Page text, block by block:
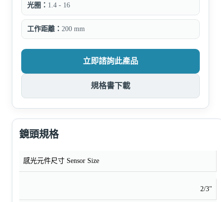
光圈： 1.4 - 16
工作距離： 200 mm
立即諮詢此產品
規格書下載
鏡頭規格
感光元件尺寸 Sensor Size
2/3"